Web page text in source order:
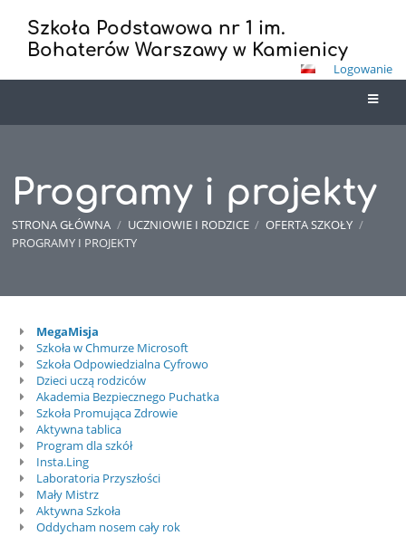
Szkoła Podstawowa nr 1 im.
Bohaterów Warszawy w Kamienicy
Logowanie
Programy i projekty
STRONA GŁÓWNA / UCZNIOWIE I RODZICE / OFERTA SZKOŁY /
PROGRAMY I PROJEKTY
Programy
projekty
MegaMisja
Szkoła w Chmurze Microsoft
Szkoła Odpowiedzialna Cyfrowo
Dzieci uczą rodziców
Akademia Bezpiecznego Puchatka
Szkoła Promująca Zdrowie
Aktywna tablica
Program dla szkół
Insta.Ling
Laboratoria Przyszłości
Mały Mistrz
Aktywna Szkoła
Oddycham nosem cały rok